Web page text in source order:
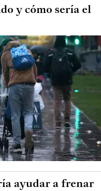
y cómo sería el
ayudar a frenar